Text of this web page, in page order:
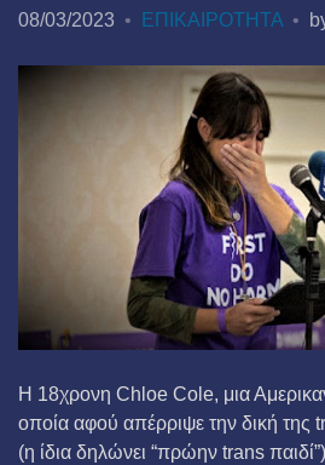
08/03/2023 ΕΠΙΚΑΙΡΟΤΗΤΑ
Η 18χρονη Chloe Cole, μια
οποία αφού απέρριψε την δική της
(η ίδια δηλώνει “πρώην trans